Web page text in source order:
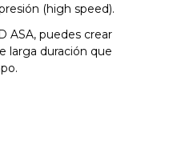
(high speed).
ASA, puedes crear
larga duración que